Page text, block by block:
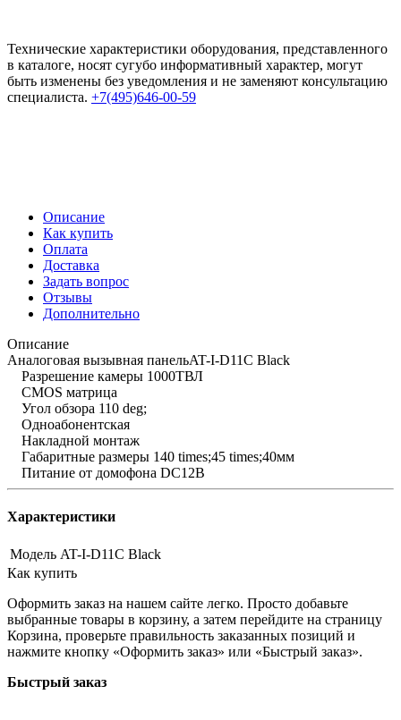
Технические характеристики оборудования, представленного
в каталоге, носят сугубо информативный характер, могут
быть изменены без уведомления и не заменяют консультацию
специалиста. +7(495)646-00-59
Описание
Как купить
Оплата
Доставка
Задать вопрос
Отзывы
Дополнительно
Описание
Аналоговая вызывная панельAT-I-D11C Black
Разрешение камеры 1000ТВЛ
CMOS матрица
Угол обзора 110 deg;
Одноабонентская
Накладной монтаж
Габаритные размеры 140 times;45 times;40мм
Питание от домофона DC12В
Характеристики
Модель AT-I-D11C Black
Как купить
Оформить заказ на нашем сайте легко. Просто добавьте
выбранные товары в корзину, а затем перейдите на страницу
Корзина, проверьте правильность заказанных позиций и
нажмите кнопку «Оформить заказ» или «Быстрый заказ».
Быстрый заказ